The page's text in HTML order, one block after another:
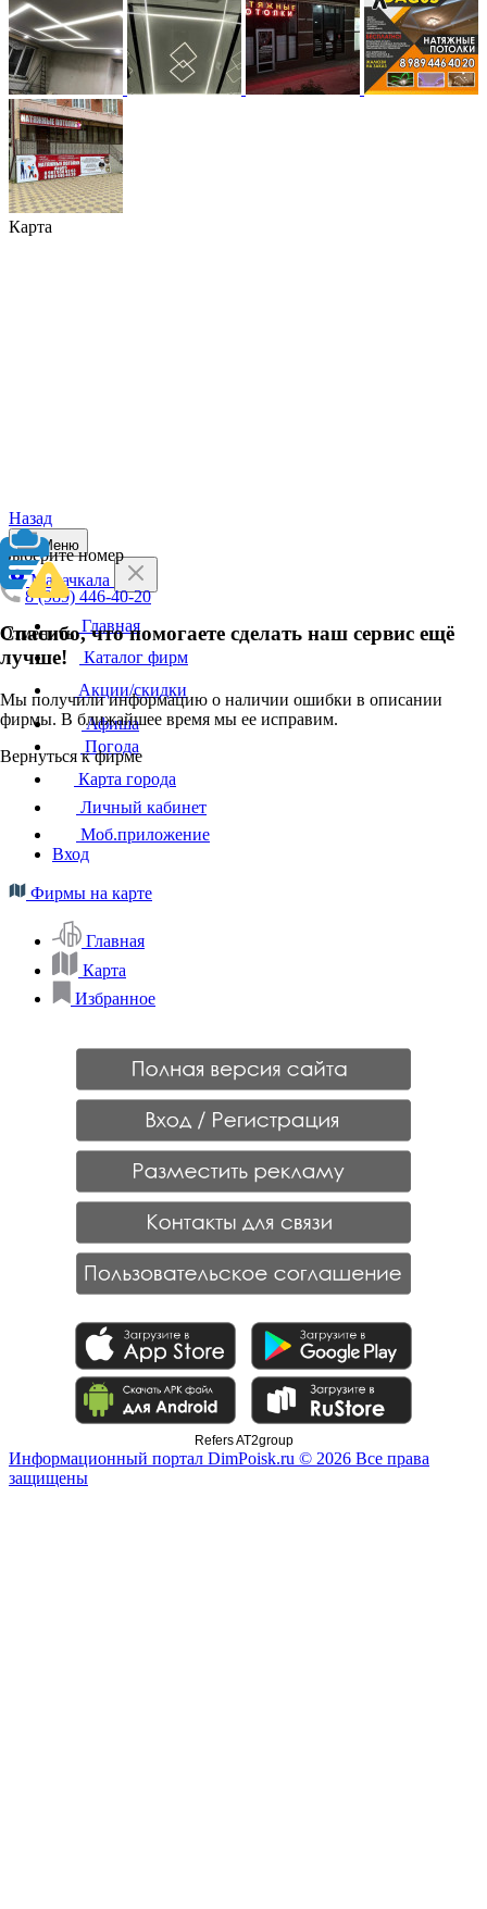
Карта
Назад
Выберите номер
8 (989) 446-40-20
Отменить
Спасибо, что помогаете сделать наш сервис ещё
лучше!
Мы получили информацию о наличии ошибки в описании
фирмы. В ближайшее время мы ее исправим.
Вернуться к фирме
Меню
Махачкала
Главная
Каталог фирм
Акции/скидки
Афиша
Погода
Карта города
Личный кабинет
Моб.приложение
Вход
Фирмы на карте
Главная
Карта
Избранное
Refers AT2group
Информационный портал DimPoisk.ru © 2026 Все права
защищены